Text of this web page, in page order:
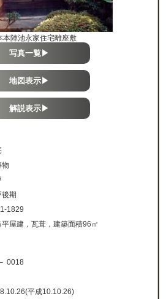
本陣池永家住宅離座敷
写真一覧▶
地図表示▶
解説表示▶
物
後期
1829
平屋建，瓦葺，建築面積96㎡
0018
平成10.10.26)